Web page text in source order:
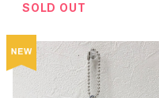
SOLD OUT